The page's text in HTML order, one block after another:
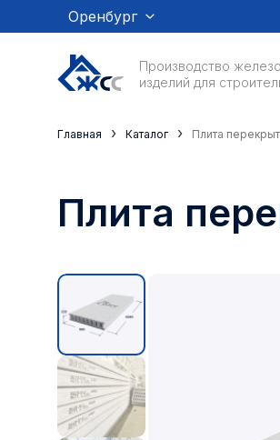
Оренбург
Производство
изделий для
Главная › Каталог › Плита
Плита